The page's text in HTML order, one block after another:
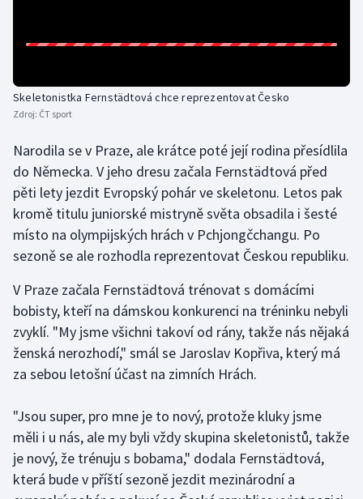
Jezdectví
Judo
Krasobruslení
Lezení
Moderní pětiboj
Motorsport
Parasport
Plavání
Skeletonistka Fernstädtová chce reprezentovat Česko
Zdroj: ČT sport
Narodila se v Praze, ale krátce poté její rodina přesídlila
do Německa. V jeho dresu začala Fernstädtová před
pěti lety jezdit Evropský pohár ve skeletonu. Letos pak
kromě titulu juniorské mistryně světa obsadila i šesté
místo na olympijských hrách v Pchjongčchangu. Po
sezoně se ale rozhodla reprezentovat Českou republiku.
V Praze začala Fernstädtová trénovat s domácími
bobisty, kteří na dámskou konkurenci na tréninku nebyli
zvyklí. "My jsme všichni takoví od rány, takže nás nějaká
ženská nerozhodí," smál se Jaroslav Kopřiva, který má
za sebou letošní účast na zimních Hrách.
"Jsou super, pro mne je to nový, protože kluky jsme
měli i u nás, ale my byli vždy skupina skeletonistů, takže
je nový, že trénuju s bobama," dodala Fernstädtová,
která bude v příští sezoně jezdit mezinárodní a